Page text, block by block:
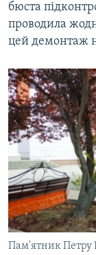
бюста
проводила
цей демонтаж
Пам'ятник Петру